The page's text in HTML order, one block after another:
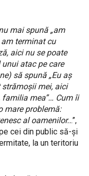
mai spună „am
terminat cu
aici nu se poate
atac pe care
să spună „Eu aș
mei, aici
mea”… Cum îi
mare problemă:
al oamenilor...”,
cei din public să-și
la un teritoriu